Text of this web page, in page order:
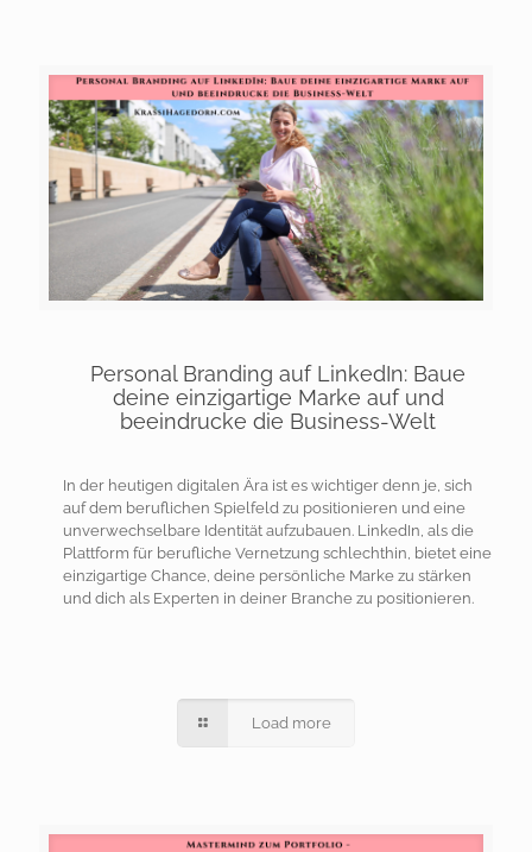
Personal Branding auf LinkedIn: Baue
deine einzigartige Marke auf und
beeindrucke die Business-Welt
In der heutigen digitalen Ära ist es wichtiger denn je, sich
auf dem beruflichen Spielfeld zu positionieren und eine
unverwechselbare Identität aufzubauen. LinkedIn, als die
Plattform für berufliche Vernetzung schlechthin, bietet eine
einzigartige Chance, deine persönliche Marke zu stärken
und dich als Experten in deiner Branche zu positionieren.
Load more